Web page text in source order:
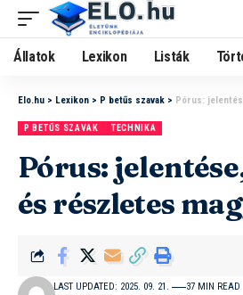
Állatok Lexikon Listák
Elo.hu > Lexikon > P betűs szavak > Pórus: jelentése,
P BETŰS SZAVAK TECHNIKA
Pórus:
és részletes
LAST UPDATED: 2025. 09. 21. 37 MIN READ